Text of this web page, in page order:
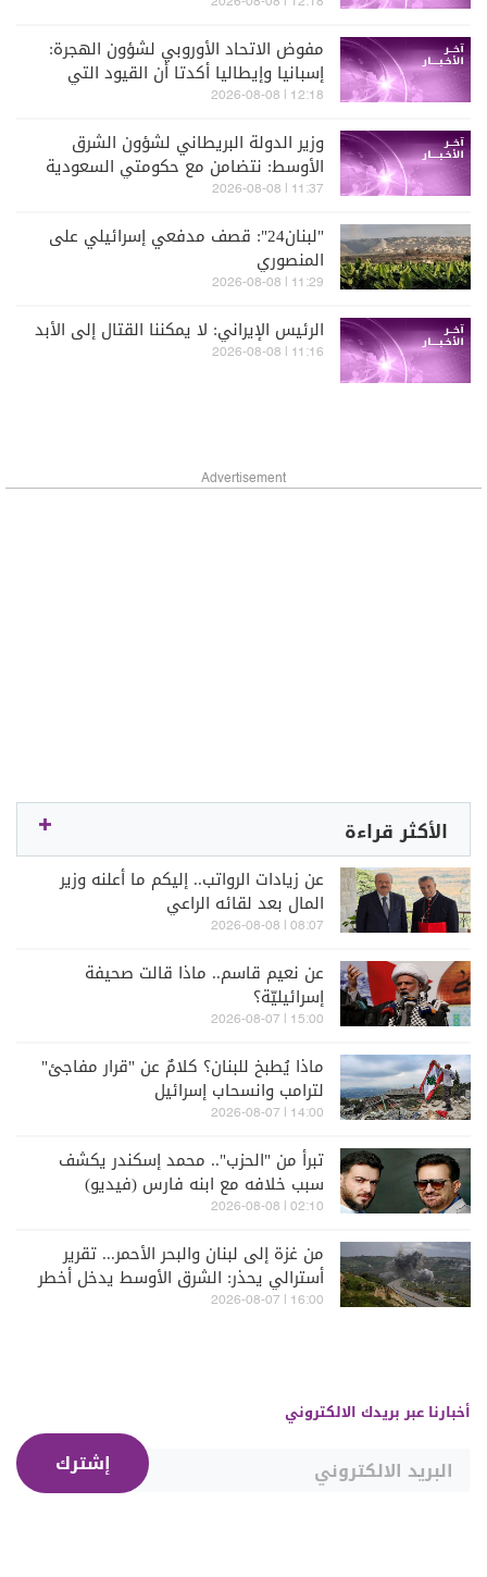
مفوض الاتحاد الأوروبي لشؤون الهجرة:
إسبانيا وإيطاليا أكدتا أن القيود التي
فرضت مؤخرا على الحدود مؤقتة
12:18 | 2026-08-08
وزير الدولة البريطاني لشؤون الشرق
الأوسط: نتضامن مع حكومتي السعودية
واليمن في مواجهة الحوثيين
11:37 | 2026-08-08
"لبنان24": قصف مدفعي إسرائيلي على
المنصوري
11:29 | 2026-08-08
الرئيس الإيراني: لا يمكننا القتال إلى الأبد
11:16 | 2026-08-08
Advertisement
الأكثر قراءة
عن زيادات الرواتب.. إليكم ما أعلنه وزير
المال بعد لقائه الراعي
08:07 | 2026-08-08
عن نعيم قاسم.. ماذا قالت صحيفة
إسرائيليّة؟
15:00 | 2026-08-07
ماذا يُطبخ للبنان؟ كلامٌ عن "قرار مفاجئ"
لترامب وانسحاب إسرائيل
14:00 | 2026-08-07
تبرأ من "الحزب".. محمد إسكندر يكشف
سبب خلافه مع ابنه فارس (فيديو)
02:10 | 2026-08-08
من غزة إلى لبنان والبحر الأحمر... تقرير
أسترالي يحذر: الشرق الأوسط يدخل أخطر
مراحله
16:00 | 2026-08-07
أخبارنا عبر بريدك الالكتروني
إشترك